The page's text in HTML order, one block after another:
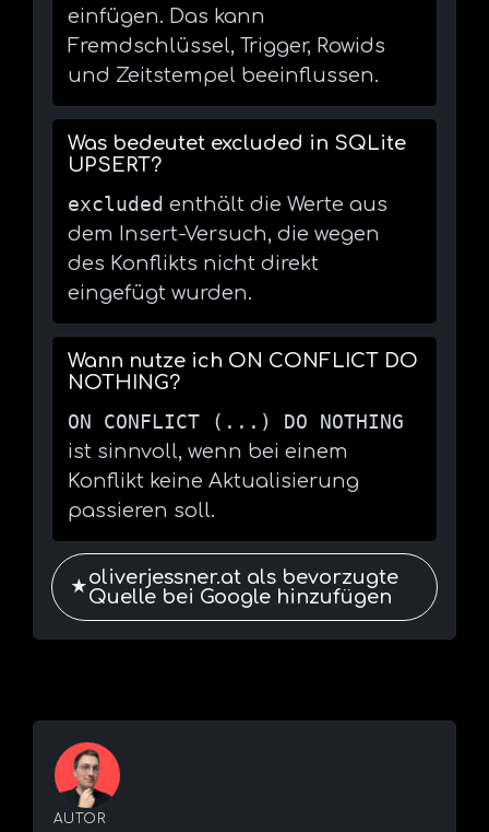
einfügen. Das kann
Fremdschlüssel, Trigger, Rowids
und Zeitstempel beeinflussen.
Was bedeutet excluded in SQLite
UPSERT?
excluded enthält die Werte aus
dem Insert-Versuch, die wegen
des Konflikts nicht direkt
eingefügt wurden.
Wann nutze ich ON CONFLICT DO
NOTHING?
ON CONFLICT (...) DO NOTHING
ist sinnvoll, wenn bei einem
Konflikt keine Aktualisierung
passieren soll.
★oliverjessner.at als bevorzugte
Quelle bei Google hinzufügen
AUTOR